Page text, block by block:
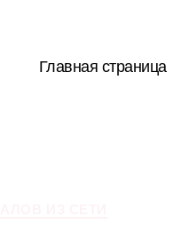
Главная страница